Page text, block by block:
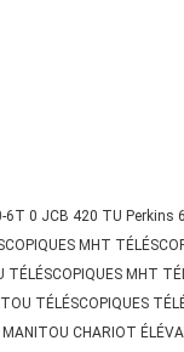
0 JCB 420 TU Perkins
MHT
MHT
TÉLÉSCOPIQUES
CHARIOT